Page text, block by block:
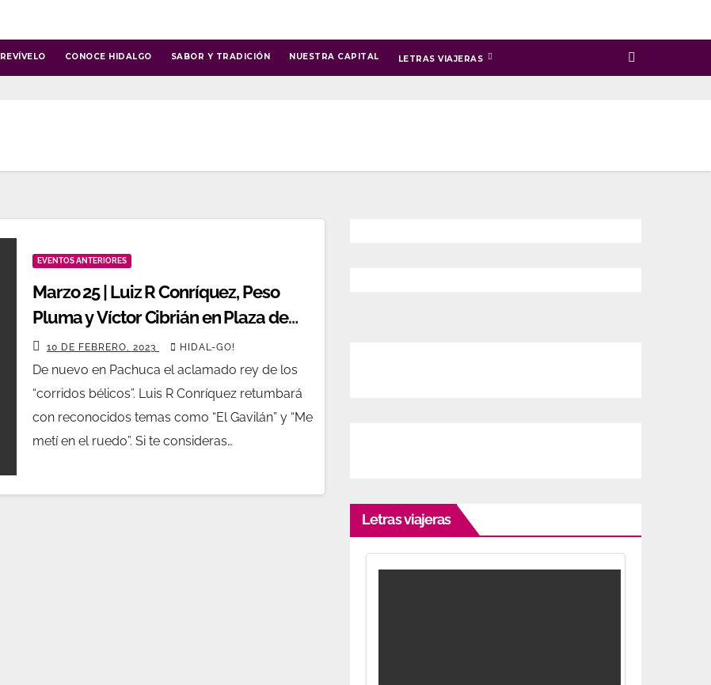
REVÍVELO CONOCE HIDALGO SABOR Y TRADICIÓN NUESTRA CAPITAL LETRAS VIAJERAS
EVENTOS ANTERIORES
Marzo 25 | Luiz R Conríquez, Peso
Pluma y Víctor Cibrián en Plaza de
toros
10 DE FEBRERO, 2023 HIDAL-GO!
De nuevo en Pachuca el aclamado rey de los
“corridos bélicos”. Luis R Conríquez retumbará
con reconocidos temas como “El Gavilán” y “Me
metí en el ruedo”. Si te consideras…
Letras viajeras